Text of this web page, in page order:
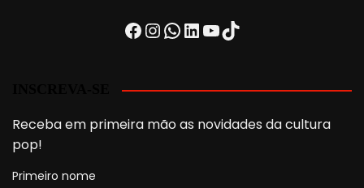
Facebook
Instagram
WhatsApp
LinkedIn
Youtube
TikTok
Receba em primeira mão as novidades da cultura
pop!
Primeiro nome